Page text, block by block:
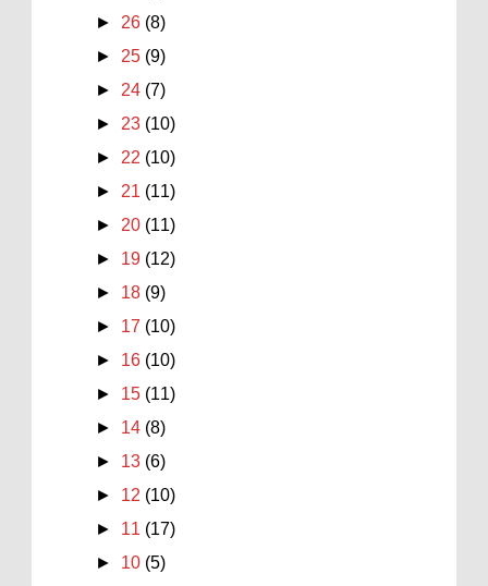
► 26 (8)
► 25 (9)
► 24 (7)
► 23 (10)
► 22 (10)
► 21 (11)
► 20 (11)
► 19 (12)
► 18 (9)
► 17 (10)
► 16 (10)
► 15 (11)
► 14 (8)
► 13 (6)
► 12 (10)
► 11 (17)
► 10 (5)